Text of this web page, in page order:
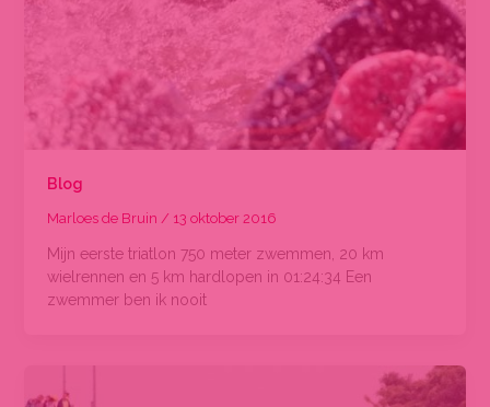
Blog
Marloes de Bruin / 13 oktober 2016
Mijn eerste triatlon 750 meter zwemmen, 20 km
wielrennen en 5 km hardlopen in 01:24:34 Een
zwemmer ben ik nooit